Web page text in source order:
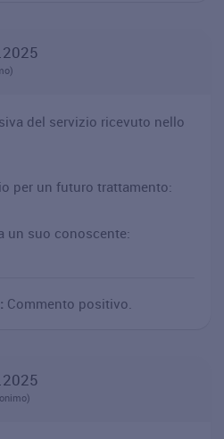
del servizio ricevuto nello
per un futuro trattamento:
un suo conoscente:
Commento positivo.